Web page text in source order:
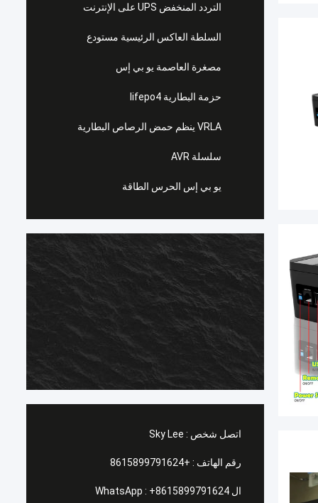
التردد المنخفض UPS على الإنترنت
السلطة العاكس الرئيسية مستودع
مصغرة العاصمة يو بي إس
حزمة البطارية lifepo4
VRLA ينظم حمض الرصاص البطارية
سلسلة AVR
يو بي إس الحرس الطاقة
اتصل شخص : Sky Lee
رقم الهاتف : +8615899791624
ال WhatsApp : +8615899791624